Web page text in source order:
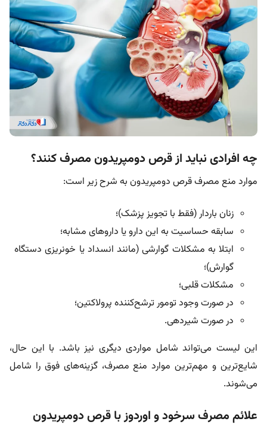
چه افرادی نباید از قرص دومپریدون مصرف کنند؟
موارد منع مصرف قرص دومپریدون به شرح زیر است:
زنان باردار (فقط با تجویز پزشک)؛
سابقه حساسیت به این دارو یا داروهای مشابه؛
ابتلا به مشکلات گوارشی (مانند انسداد یا خونریزی دستگاه
گوارش)؛
مشکلات قلبی؛
در صورت وجود تومور ترشح‌کننده پرولاکتین؛
در صورت شیردهی.
این لیست می‌تواند شامل مواردی دیگری نیز باشد. با این حال،
شایع‌ترین و مهم‌ترین موارد منع مصرف، گزینه‌های فوق را شامل
می‌شوند.
علائم مصرف سرخود و اوردوز با قرص دومپریدون